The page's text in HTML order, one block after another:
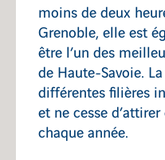
moins de deux
Grenoble, elle est
être l’un des
de Haute-Savoie.
différentes filières
et ne cesse
chaque année.